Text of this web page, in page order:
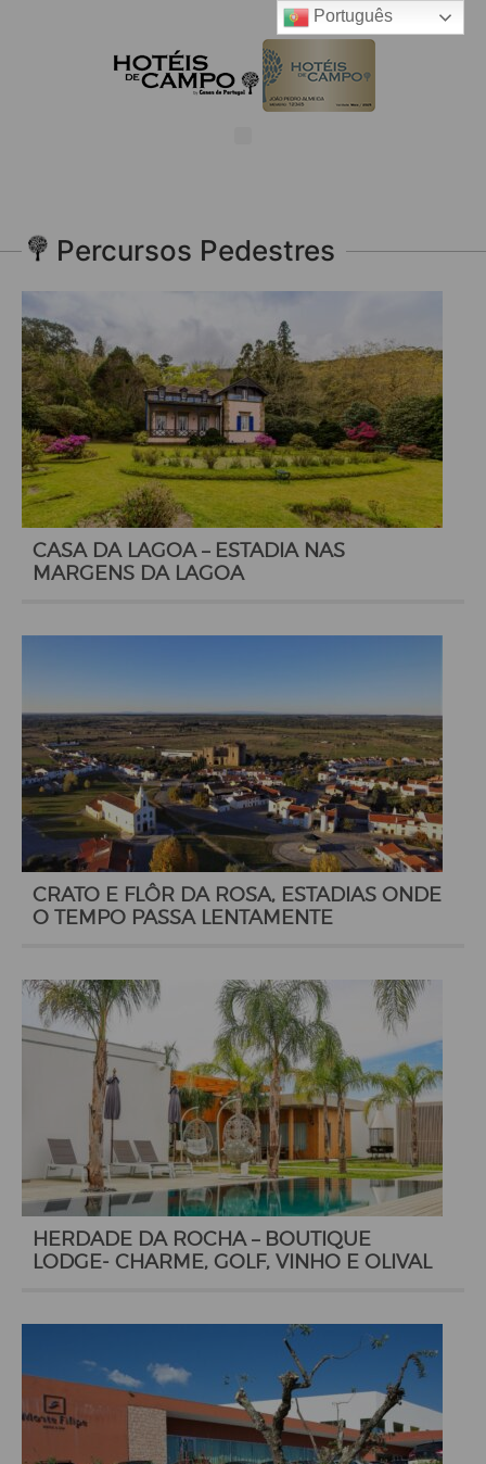
Percursos Pedestres
CASA DA LAGOA – ESTADIA NAS
MARGENS DA LAGOA
CRATO E FLÔR DA ROSA, ESTADIAS ONDE
O TEMPO PASSA LENTAMENTE
HERDADE DA ROCHA – BOUTIQUE
LODGE- CHARME, GOLF, VINHO E OLIVAL
Português